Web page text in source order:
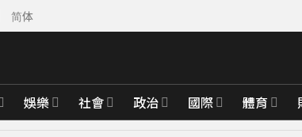
简体
娛樂 社會 政治 國際 體育